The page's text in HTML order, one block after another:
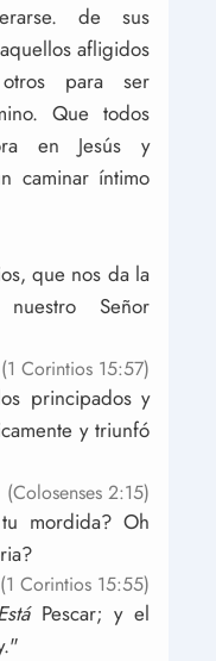
de sus
afligidos
para ser
Que todos
en Jesús y
caminar íntimo
que nos da la
Señor
(1 Corintios 15:57)
principados y
y triunfó
(Colosenses 2:15)
mordida? Oh
(1 Corintios 15:55)
Pescar; y el